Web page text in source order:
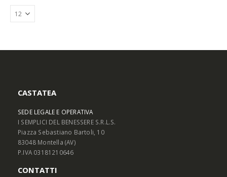
CASTATEA
SEDE LEGALE E OPERATIVA
I SEMPLICI DEL BENESSERE S.R.L.S.
Piazza Sebastiano Bartoli, 10
83048 Montella (AV)
P.IVA 03181210646
CONTATTI